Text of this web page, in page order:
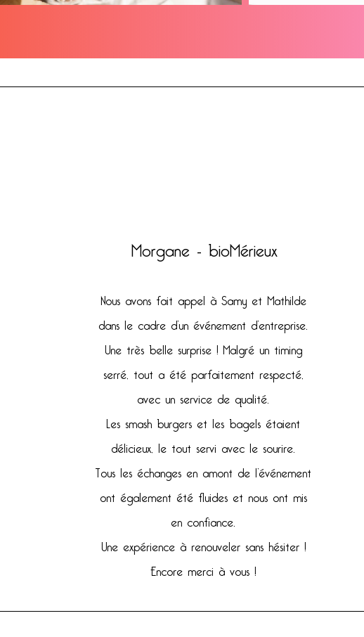
Morgane - bioMérieux
Nous avons fait appel à Samy et Mathilde
dans le cadre d’un événement d’entreprise.
Une très belle surprise ! Malgré un timing
serré, tout a été parfaitement respecté,
avec un service de qualité.
Les smash burgers et les bagels étaient
délicieux, le tout servi avec le sourire.
Tous les échanges en amont de l’événement
ont également été fluides et nous ont mis
en confiance.
Une expérience à renouveler sans hésiter !
Encore merci à vous !